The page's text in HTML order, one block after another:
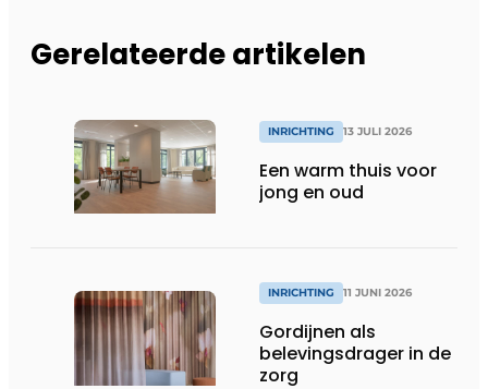
Gerelateerde artikelen
INRICHTING 13 JULI 2026
Een warm thuis voor
jong en oud
INRICHTING 11 JUNI 2026
Gordijnen als
belevingsdrager in de
zorg